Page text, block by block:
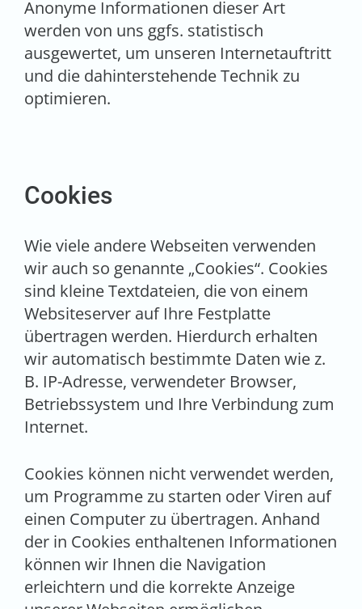
Anonyme Informationen dieser Art
werden von uns ggfs. statistisch
ausgewertet, um unseren Internetauftritt
und die dahinterstehende Technik zu
optimieren.
Cookies
Wie viele andere Webseiten verwenden
wir auch so genannte „Cookies“. Cookies
sind kleine Textdateien, die von einem
Websiteserver auf Ihre Festplatte
übertragen werden. Hierdurch erhalten
wir automatisch bestimmte Daten wie z.
B. IP-Adresse, verwendeter Browser,
Betriebssystem und Ihre Verbindung zum
Internet.
Cookies können nicht verwendet werden,
um Programme zu starten oder Viren auf
einen Computer zu übertragen. Anhand
der in Cookies enthaltenen Informationen
können wir Ihnen die Navigation
erleichtern und die korrekte Anzeige